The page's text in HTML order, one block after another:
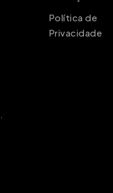
Política de
Privacidade